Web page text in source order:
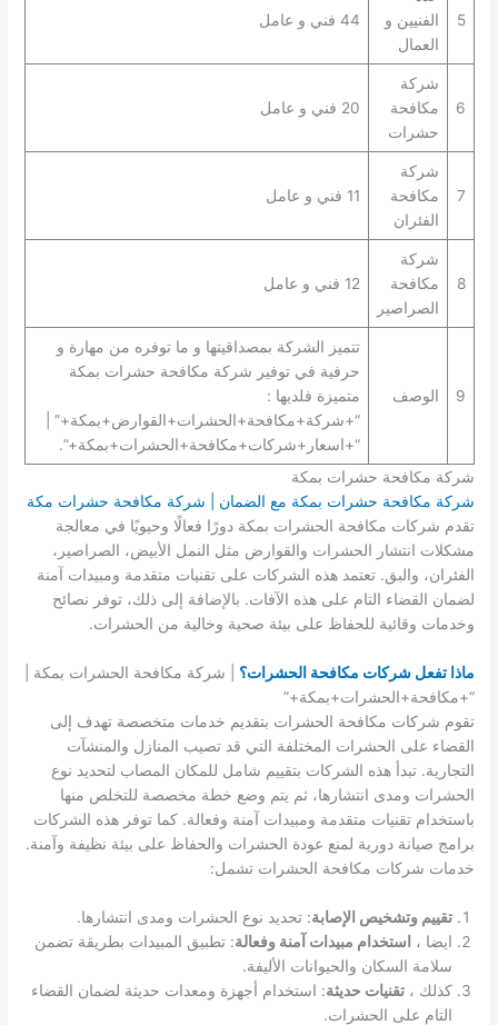
5
الفنيين و
العمال
44 فني و عامل
6
شركة
مكافحة
حشرات
20 فني و عامل
7
شركة
مكافحة
الفئران
11 فني و عامل
8
شركة
مكافحة
الصراصير
12 فني و عامل
9 الوصف
تتميز الشركة بمصداقيتها و ما توفره من مهارة و
حرفية في توفير شركة مكافحة حشرات بمكة
متميزة فلديها :
“+شركة+مكافحة+الحشرات+القوارض+بمكة+” |
“+اسعار+شركات+مكافحة+الحشرات+بمكة+”.
شركة مكافحة حشرات بمكة
شركة مكافحة حشرات بمكة مع الضمان | شركة مكافحة حشرات مكة
تقدم شركات مكافحة الحشرات بمكة دورًا فعالًا وحيويًا في معالجة
مشكلات انتشار الحشرات والقوارض مثل النمل الأبيض، الصراصير،
الفئران، والبق. تعتمد هذه الشركات على تقنيات متقدمة ومبيدات آمنة
لضمان القضاء التام على هذه الآفات. بالإضافة إلى ذلك، توفر نصائح
وخدمات وقائية للحفاظ على بيئة صحية وخالية من الحشرات.
ماذا تفعل شركات مكافحة الحشرات؟ | شركة مكافحة الحشرات بمكة |
“+مكافحة+الحشرات+بمكة+”
تقوم شركات مكافحة الحشرات بتقديم خدمات متخصصة تهدف إلى
القضاء على الحشرات المختلفة التي قد تصيب المنازل والمنشآت
التجارية. تبدأ هذه الشركات بتقييم شامل للمكان المصاب لتحديد نوع
الحشرات ومدى انتشارها، ثم يتم وضع خطة مخصصة للتخلص منها
باستخدام تقنيات متقدمة ومبيدات آمنة وفعالة. كما توفر هذه الشركات
برامج صيانة دورية لمنع عودة الحشرات والحفاظ على بيئة نظيفة وآمنة.
خدمات شركات مكافحة الحشرات تشمل:
تقييم وتشخيص الإصابة: تحديد نوع الحشرات ومدى انتشارها.
ايضا ،
استخدام مبيدات آمنة وفعالة: تطبيق المبيدات بطريقة تضمن
سلامة السكان والحيوانات الأليفة.
كذلك ،تقنيات حديثة: استخدام أجهزة ومعدات حديثة لضمان القضاء
التام على الحشرات.